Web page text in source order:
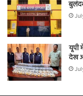
यूपी
देख